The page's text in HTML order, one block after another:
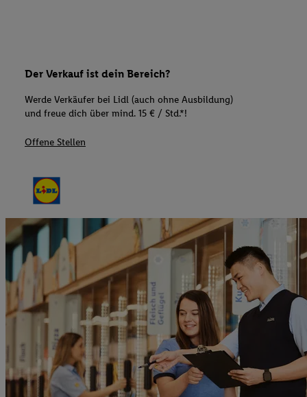
Der Verkauf ist dein Bereich?
Werde Verkäufer bei Lidl (auch ohne Ausbildung)
und freue dich über mind. 15 € / Std.*!
Offene Stellen